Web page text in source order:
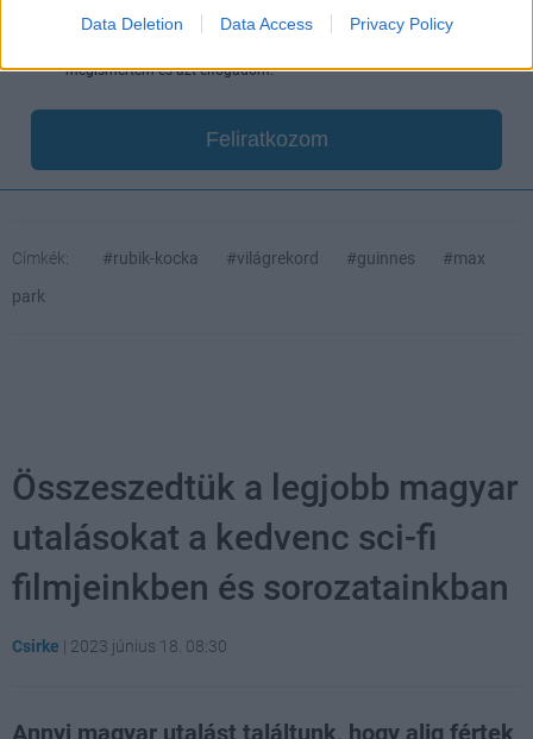
Data Deletion Data Access Privacy Policy
megismertem és azt elfogadom.
Feliratkozom
Címkék: #rubik-kocka #világrekord #guinnes
#max
park
Összeszedtük a legjobb magyar
utalásokat a kedvenc sci-fi
filmjeinkben és sorozatainkban
Csirke | 2023 június 18. 08:30
Annyi magyar utalást találtunk, hogy alig fértek